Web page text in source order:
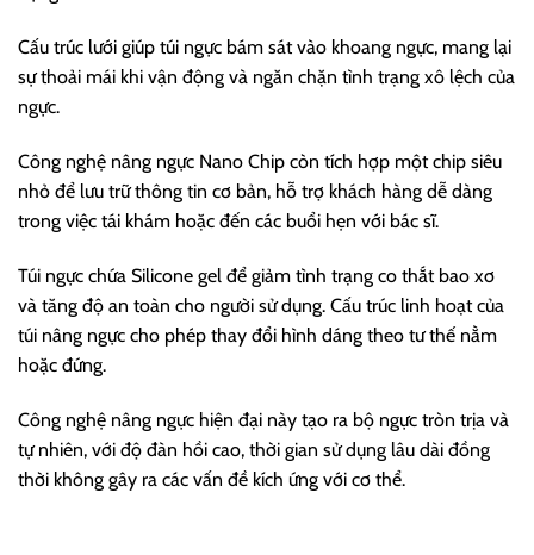
Cấu trúc lưới giúp túi ngực bám sát vào khoang ngực, mang lại
sự thoải mái khi vận động và ngăn chặn tình trạng xô lệch của
ngực.
Công nghệ nâng ngực Nano Chip còn tích hợp một chip siêu
nhỏ để lưu trữ thông tin cơ bản, hỗ trợ khách hàng dễ dàng
trong việc tái khám hoặc đến các buổi hẹn với bác sĩ.
Túi ngực chứa Silicone gel để giảm tình trạng co thắt bao xơ
và tăng độ an toàn cho người sử dụng. Cấu trúc linh hoạt của
túi nâng ngực cho phép thay đổi hình dáng theo tư thế nằm
hoặc đứng.
Công nghệ nâng ngực hiện đại này tạo ra bộ ngực tròn trịa và
tự nhiên, với độ đàn hồi cao, thời gian sử dụng lâu dài đồng
thời không gây ra các vấn đề kích ứng với cơ thể.